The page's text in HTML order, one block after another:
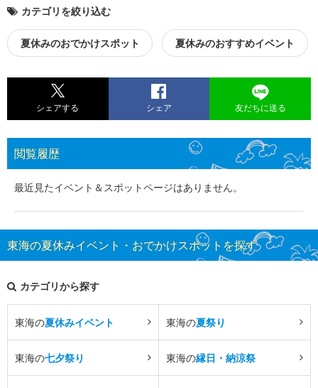
カテゴリを絞り込む
夏休みのおでかけスポット 夏休みのおすすめイベント
シェアする シェア 友だちに送る
閲覧履歴
最近見たイベント＆スポットページはありません。
東海の夏休みイベント・おでかけスポットを探す
カテゴリから探す
東海の夏休みイベント 東海の夏祭り
東海の七夕祭り 東海の縁日・納涼祭